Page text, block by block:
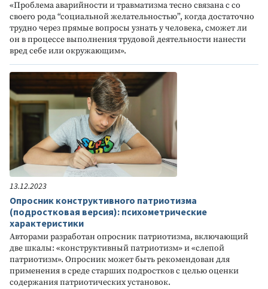
«Проблема аварийности и травматизма тесно связана с со
своего рода “социальной желательностью”, когда достаточно
трудно через прямые вопросы узнать у человека, сможет ли
он в процессе выполнения трудовой деятельности нанести
вред себе или окружающим».
13.12.2023
Опросник конструктивного патриотизма
(подростковая версия): психометрические
характеристики
Авторами разработан опросник патриотизма, включающий
две шкалы: «конструктивный патриотизм» и «слепой
патриотизм». Опросник может быть рекомендован для
применения в среде старших подростков с целью оценки
содержания патриотических установок.